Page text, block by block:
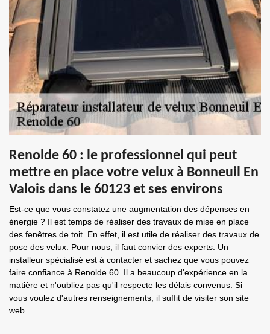
Renolde 60 : le professionnel qui peut
mettre en place votre velux à Bonneuil En
Valois dans le 60123 et ses environs
Est-ce que vous constatez une augmentation des dépenses en
énergie ? Il est temps de réaliser des travaux de mise en place
des fenêtres de toit. En effet, il est utile de réaliser des travaux de
pose des velux. Pour nous, il faut convier des experts. Un
installeur spécialisé est à contacter et sachez que vous pouvez
faire confiance à Renolde 60. Il a beaucoup d'expérience en la
matière et n'oubliez pas qu'il respecte les délais convenus. Si
vous voulez d'autres renseignements, il suffit de visiter son site
web.